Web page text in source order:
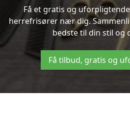
Få et gratis og
herrefrisører nær dig.
bedste til din stil og
Få tilbud, gratis og